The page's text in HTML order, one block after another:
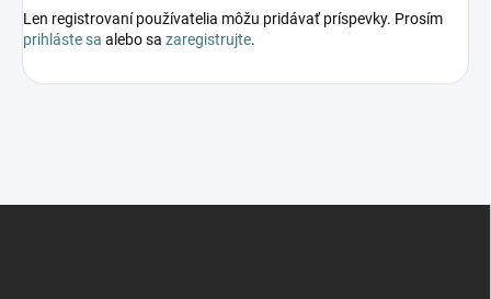
Len registrovaní používatelia môžu pridávať príspevky. Prosím
prihláste sa alebo sa zaregistrujte.